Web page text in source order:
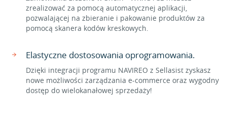
zrealizować za pomocą automatycznej aplikacji,
pozwalającej na zbieranie i pakowanie produktów za
pomocą skanera kodów kreskowych.
Elastyczne dostosowania oprogramowania.
Dzięki integracji programu NAVIREO z Sellasist zyskasz
nowe możliwości zarządzania e-commerce oraz wygodny
dostęp do wielokanałowej sprzedaży!